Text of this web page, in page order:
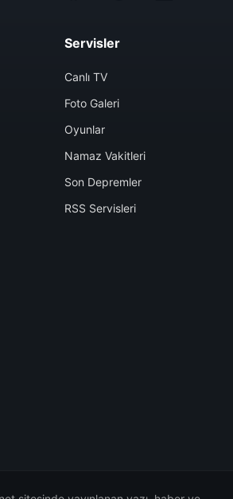
Servisler
Canlı TV
Foto Galeri
Oyunlar
Namaz Vakitleri
Son Depremler
RSS Servisleri